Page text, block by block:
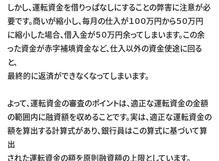
しかし、運転資金を借りっぱなしにすることの弊害に注意が必
要です。商いが縮小し、毎月の仕入が１００万円から５０万円
に縮小した場合、借入金が５０万円余ってしまいます。この余
った資金が赤字補填資金など、仕入以外の資金使途に回る
と、
最終的に返済ができなくなってしまいます。
よって、運転資金の審査のポイントは、適正な運転資金の金額
の範囲内に融資額を収めることです。実は、適正な運転資金の
額を算出する計算式があり、銀行員はこの算式に基づいて算
出
された運転資金の額を原則融資額の上限としています。